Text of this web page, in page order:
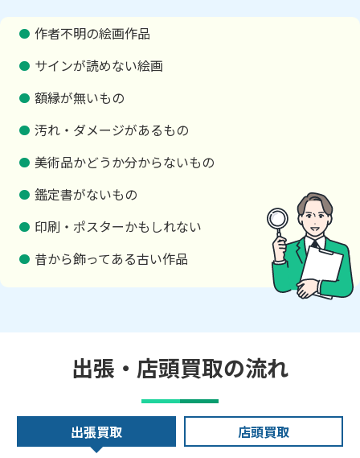
作者不明の絵画作品
サインが読めない絵画
額縁が無いもの
汚れ・ダメージがあるもの
美術品かどうか分からないもの
鑑定書がないもの
印刷・ポスターかもしれない
昔から飾ってある古い作品
出張・店頭買取の流れ
出張買取 店頭買取